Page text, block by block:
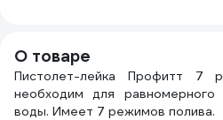
О товаре
Пистолет-лейка Профитт 7
необходим для
воды. Имеет 7 режимов полива.